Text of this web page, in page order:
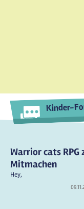
Kinder-
Warrior cats RPG
Mitmachen
Hey,